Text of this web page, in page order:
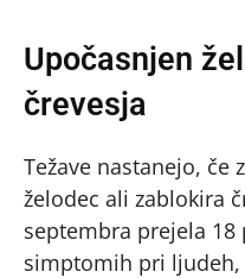
Upočasnjen
črevesja
Težave nastanejo, če
želodec ali zablokira
septembra prejela
simptomih pri ljudeh,